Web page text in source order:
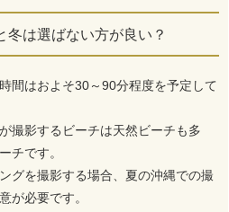
は選ばない方が良い？
間はおよそ30～90分程度を予定して
撮影するビーチは天然ビーチも多
チです。
グを撮影する場合、夏の沖縄での撮
が必要です。